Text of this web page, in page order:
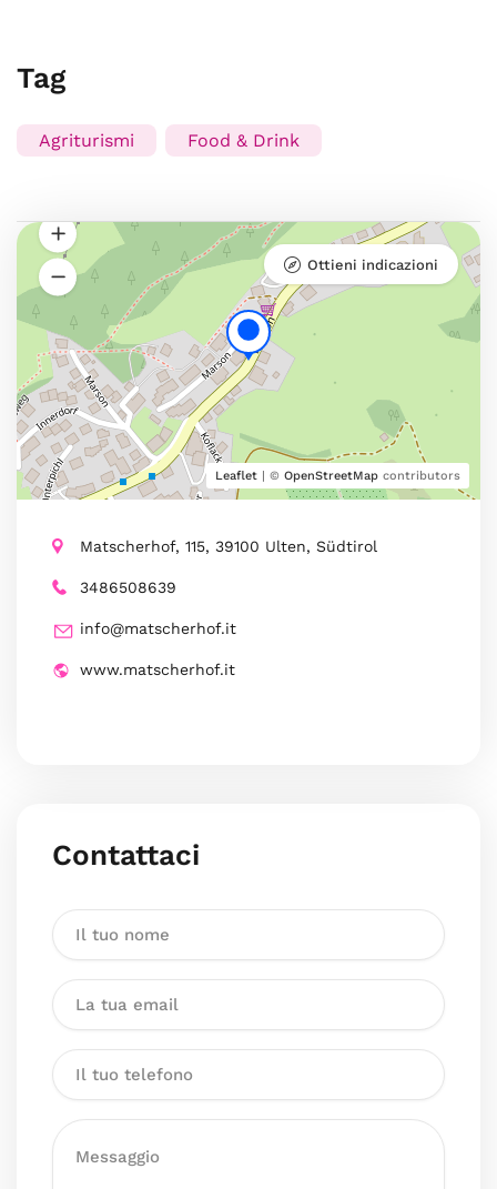
Tag
Agriturismi Food & Drink
Leaflet | © OpenStreetMap contributors
Ottieni indicazioni
Matscherhof, 115, 39100 Ulten, Südtirol
3486508639
info@matscherhof.it
www.matscherhof.it
Contattaci